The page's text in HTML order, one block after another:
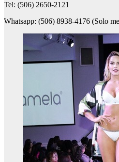
Tel: (506) 2650-2121
Whatsapp: (506) 8938-4176 (Solo